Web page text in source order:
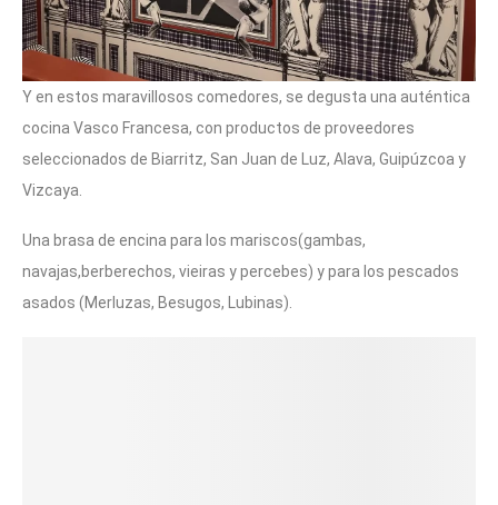
Y en estos maravillosos comedores, se degusta una auténtica
cocina Vasco Francesa, con productos de proveedores
seleccionados de Biarritz, San Juan de Luz, Alava, Guipúzcoa y
Vizcaya.
Una brasa de encina para los mariscos(gambas,
navajas,berberechos, vieiras y percebes) y para los pescados
asados (Merluzas, Besugos, Lubinas).